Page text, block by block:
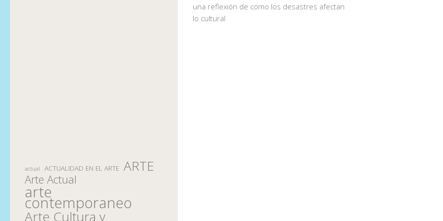
una reflexión de como los desastres afectan
lo cultural
actual ACTUALIDAD EN EL ARTE ARTE
Arte Actual
arte
contemporaneo
Arte Cultura y